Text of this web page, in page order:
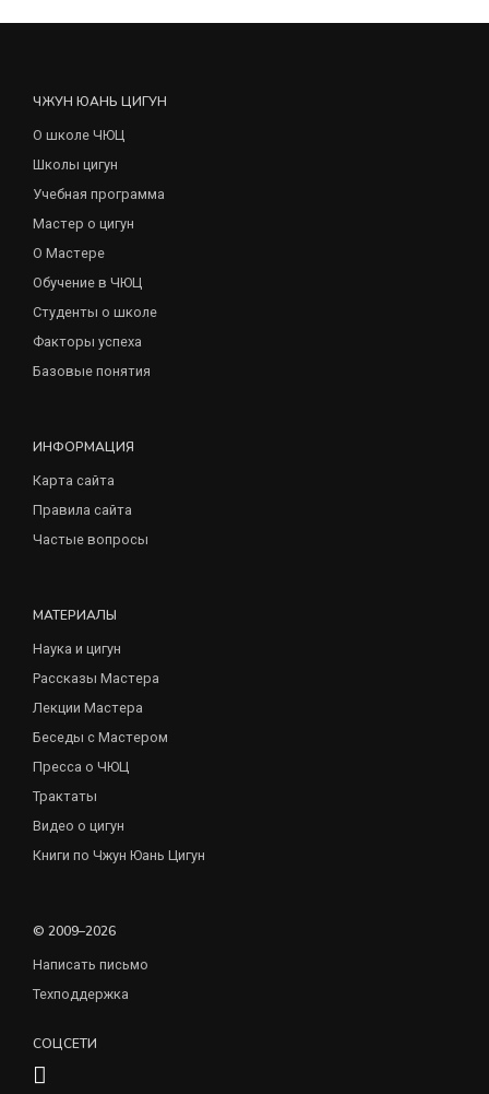
ЧЖУН ЮАНЬ ЦИГУН
О школе ЧЮЦ
Школы цигун
Учебная программа
Мастер о цигун
О Мастере
Обучение в ЧЮЦ
Студенты о школе
Факторы успеха
Базовые понятия
ИНФОРМАЦИЯ
Карта сайта
Правила сайта
Частые вопросы
МАТЕРИАЛЫ
Наука и цигун
Рассказы Мастера
Лекции Мастера
Беседы с Мастером
Пресса о ЧЮЦ
Трактаты
Видео о цигун
Книги по Чжун Юань Цигун
© 2009–2026
Написать письмо
Техподдержка
СОЦСЕТИ